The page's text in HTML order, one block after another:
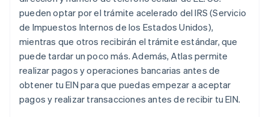
pueden optar por el trámite acelerado del IRS (Servicio
de Impuestos Internos de los Estados Unidos),
mientras que otros recibirán el trámite estándar, que
puede tardar un poco más. Además, Atlas permite
realizar pagos y operaciones bancarias antes de
obtener tu EIN para que puedas empezar a aceptar
pagos y realizar transacciones antes de recibir tu EIN.